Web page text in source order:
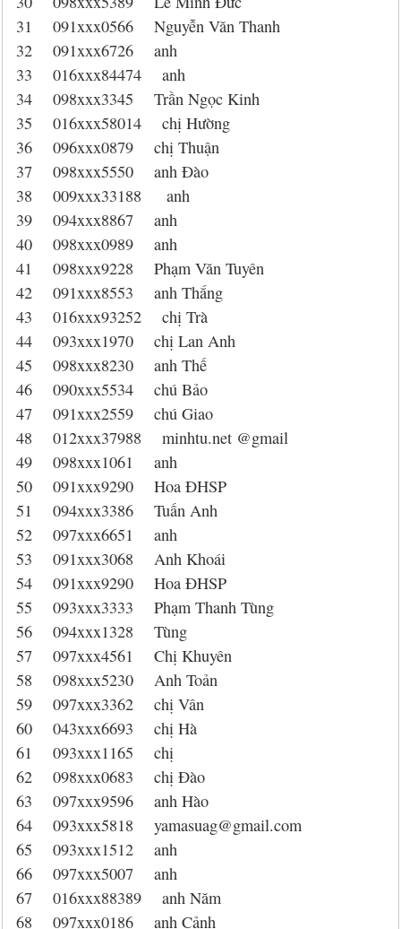
31 091xxx0566 Nguyễn Văn Thanh
32 091xxx6726 anh
33 016xxx84474 anh
34 098xxx3345 Trần Ngọc Kinh
35 016xxx58014 chị Hường
36 096xxx0879 chị Thuận
37 098xxx5550 anh Đào
38 009xxx33188 anh
39 094xxx8867 anh
40 098xxx0989 anh
41 098xxx9228 Phạm Văn Tuyên
42 091xxx8553 anh Thắng
43 016xxx93252 chị Trà
44 093xxx1970 chị Lan Anh
45 098xxx8230 anh Thế
46 090xxx5534 chú Bảo
47 091xxx2559 chú Giao
48 012xxx37988 minhtu.net @gmail
49 098xxx1061 anh
50 091xxx9290 Hoa ĐHSP
51 094xxx3386 Tuấn Anh
52 097xxx6651 anh
53 091xxx3068 Anh Khoái
54 091xxx9290 Hoa ĐHSP
55 093xxx3333 Phạm Thanh Tùng
56 094xxx1328 Tùng
57 097xxx4561 Chị Khuyên
58 098xxx5230 Anh Toản
59 097xxx3362 chị Vân
60 043xxx6693 chị Hà
61 093xxx1165 chị
62 098xxx0683 chị Đào
63 097xxx9596 anh Hào
64 093xxx5818 yamasuag@gmail.com
65 093xxx1512 anh
66 097xxx5007 anh
67 016xxx88389 anh Năm
68 097xxx0186 anh Cảnh